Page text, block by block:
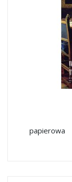
papierowa